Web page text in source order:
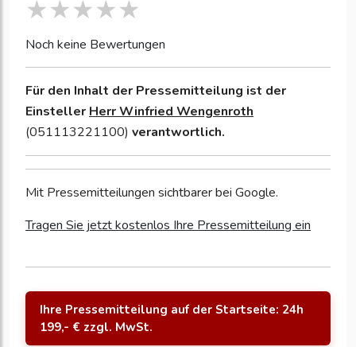
Noch keine Bewertungen
Für den Inhalt der Pressemitteilung ist der
Einsteller Herr Winfried Wengenroth
(051113221100) verantwortlich.
Mit Pressemitteilungen sichtbarer bei Google.
Tragen Sie jetzt kostenlos Ihre Pressemitteilung ein
Ihre Pressemitteilung auf der Startseite: 24h
199,- € zzgl. MwSt.